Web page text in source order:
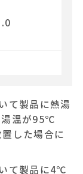
製品に熱湯
湯温が95℃
した場合に
て製品に4℃